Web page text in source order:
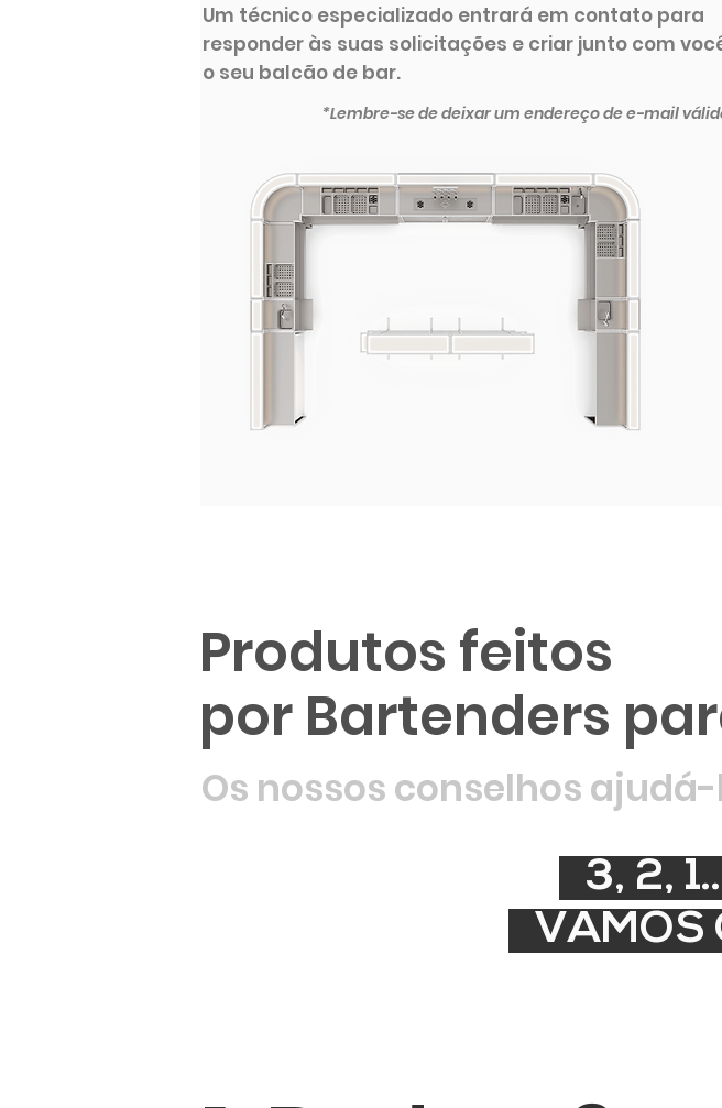
Um técnico especializado entrará em contato para
responder às suas solicitações e criar junto com
o seu balcão de bar.
*Lembre-se de deixar um endereço de e-mail
Produtos feitos
por Bartenders
Os nossos conselhos
3, 2,
VAMOS